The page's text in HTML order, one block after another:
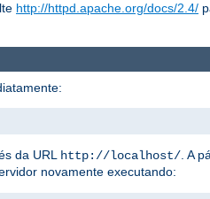
http://httpd.apache.org/docs/2.4/
da URL http://localhost/ . A
novamente executando: